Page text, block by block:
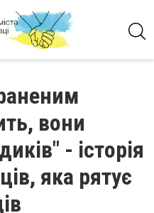
вони
- історія
яка рятує